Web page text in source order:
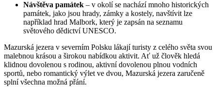
Návštěva památek – v okolí se nachází mnoho historických
památek, jako jsou hrady, zámky a kostely, navštívit lze
například hrad Malbork, který je zapsán na seznamu
světového dědictví UNESCO.
Mazurská jezera v severním Polsku lákají turisty z celého světa svou
malebnou krásou a širokou nabídkou aktivit. Ať už člověk hledá
klidnou dovolenou s rodinou, aktivní dovolenou plnou vodních
sportů, nebo romantický výlet ve dvou, Mazurská jezera zaručeně
splní všechna možná přání.